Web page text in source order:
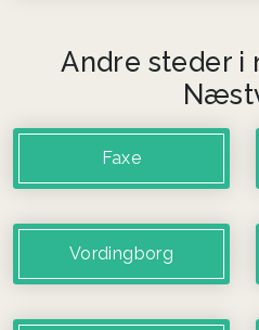
Andre steder
Faxe
Vordingborg